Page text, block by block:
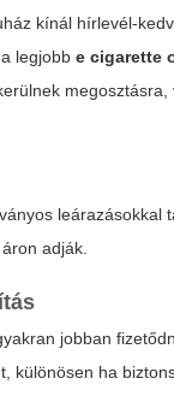
kínál hírlevél-
a legjobbe cigarette
adják.
jobban
különösen ha